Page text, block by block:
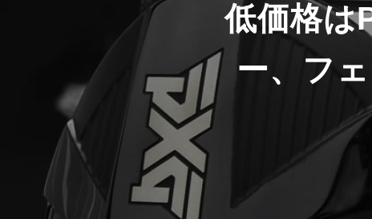
低価格は
ー、フ
ドライバー
FAIRWAY WOODS フェアウェイウッド
HYBRIDS ハイブリッド
IRONS
WEDGES
PUTTERS パター